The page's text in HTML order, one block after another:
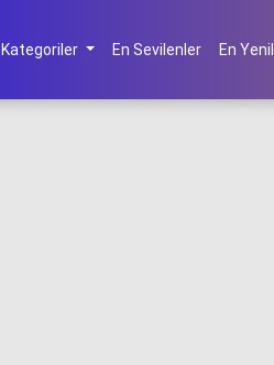
Kategoriler En Sevilenler En